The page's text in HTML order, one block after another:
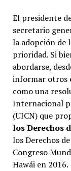
El presidente
secretario
la adopción de
prioridad. Si
abordarse,
informar otros
como una
Internacional
(UICN) que
los Derechos
los Derechos
Congreso
Hawái en 2016.